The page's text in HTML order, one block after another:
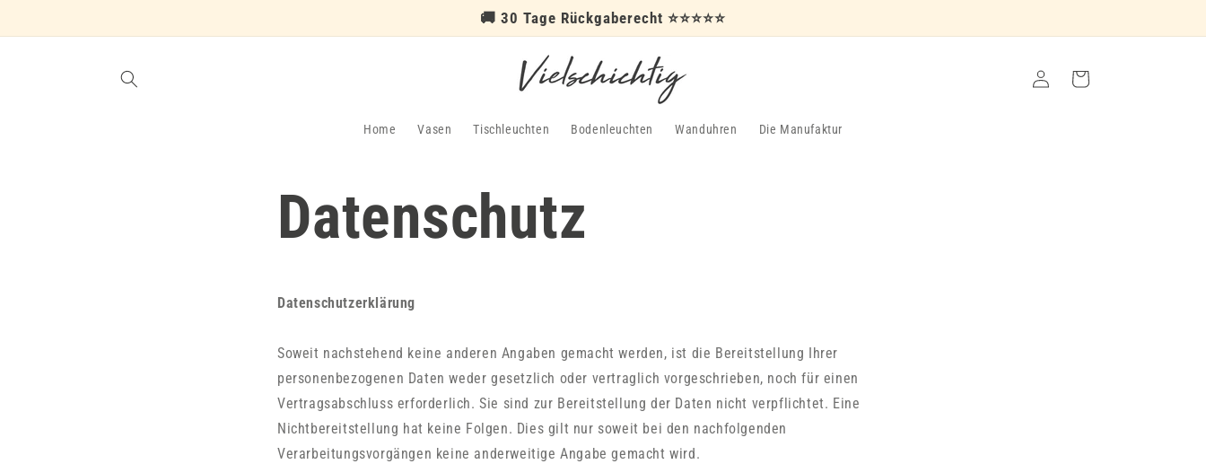
Inhalt
🚚 30 Tage Rückgaberecht ⭐⭐⭐⭐⭐
Home Vasen Tischleuchten Bodenleuchten Wanduhren Die Manufaktur
EinloggenWarenkorb
Datenschutz
Datenschutzerklärung
Soweit nachstehend keine anderen Angaben gemacht werden, ist die Bereitstellung Ihrer
personenbezogenen Daten weder gesetzlich oder vertraglich vorgeschrieben, noch für einen
Vertragsabschluss erforderlich. Sie sind zur Bereitstellung der Daten nicht verpflichtet. Eine
Nichtbereitstellung hat keine Folgen. Dies gilt nur soweit bei den nachfolgenden
Verarbeitungsvorgängen keine anderweitige Angabe gemacht wird.